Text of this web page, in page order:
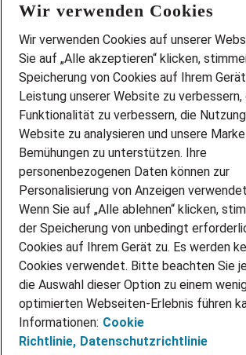
FAQ
Wir stellen ein!
DEINE BERUFSGRUPPE
DEINE LEBENSSITUATION
PARTNERSHIP WITH AIRBUS
INITIATIV BEWERBEN
ÜBER UNS
STANDORTE
BLOG
PRESSE
KONTAKT
@Adecco 2026
IMPRESSUM
DATENSCHUTZ
Wir verwenden Cookies
Wir verwenden Cookies auf unserer
Sie auf „Alle akzeptieren“ klicken,
Speicherung von Cookies auf Ihrem
Leistung unserer Website zu verbessern,
Funktionalität zu verbessern, die
Website zu analysieren und unsere
Bemühungen zu unterstützen. Ihre
personenbezogenen Daten können zur
Personalisierung von Anzeigen
Wenn Sie auf „Alle ablehnen“ klicken,
der Speicherung von unbedingt
Cookies auf Ihrem Gerät zu. Es werden
Cookies verwendet. Bitte beachten Sie
die Auswahl dieser Option zu einem
optimierten Webseiten-Erlebnis führen
Informationen: Cookie
Richtlinie, Datenschutzrichtlinie